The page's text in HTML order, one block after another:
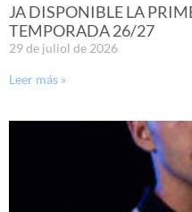
JA DISPONIBLE LA
TEMPORADA 26/27
29 de juliol de 2026
Leer más »